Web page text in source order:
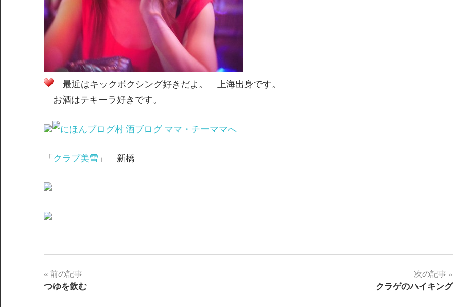
最近はキックボクシング好きだよ。 上海出身です。
お酒はテキーラ好きです。
「クラブ美雪 」 新橋
投
前の記事
つゆを飲む
次の記事
クラゲのハイキング